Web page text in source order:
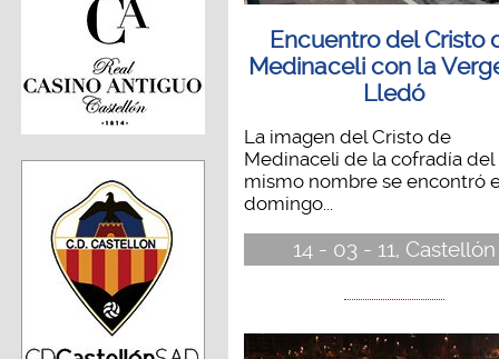
Encuentro del Cristo
Medinaceli con la
Lledó
La imagen del Cristo de
Medinaceli de la cofradía del
mismo nombre se encontró
domingo...
14 - 03 - 11, Castellón